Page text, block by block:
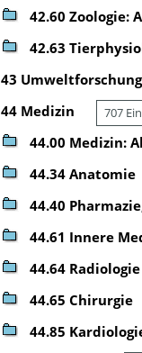
42.60 Zoologie:
42.63
43
44 Medizin 707
44.00 Medizin:
44.34 Anatomie
44.40
44.61 Innere
44.64 Radiologie
44.65 Chirurgie
44.85